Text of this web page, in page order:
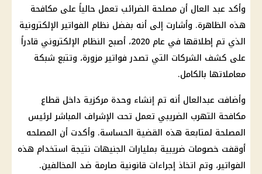
وأكد عبد العال أن مصلحة الضرائب تعمل حالياً على مكافحة
هذه الظاهرة. وأشارت إلى أنه بفضل نظام الفواتير الإلكترونية
الذي تم إطلاقها في عام 2020، أصبح النظام الإلكتروني قادراً
على كشف الشركات التي تصدر فواتير مزورة، وتتبع شبكة
معاملاتها بالكامل.
وأضافت عبدالعال أنه تم إنشاء وحدة مركزية داخل قطاع
مكافحة التهرب الضريبي تعمل تحت الإشراف المباشر لرئيس
المصلحة لمتابعة هذه القضية الحساسة. وأكدت أن المصلحه
أوقفت خصومات ضريبية بمليارات الجنيهات نتيجة استخدام هذه
الفواتير، وتم اتخاذ إجراءات قانونية صارمة ضد المخالفين.